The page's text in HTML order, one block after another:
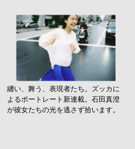
纏い、舞う、表現者たち。ズッカに
よるポートレート新連載。石田真澄
が彼女たちの光を逃さず拾います。